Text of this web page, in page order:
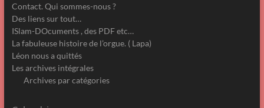
Contact. Qui sommes-nous ?
Des liens sur tout…
ISlam-DOcuments , des PDF etc…
La fabuleuse histoire de l’orgue. ( Lapa)
Léon nous a quittés
Les archives intégrales
Archives par catégories